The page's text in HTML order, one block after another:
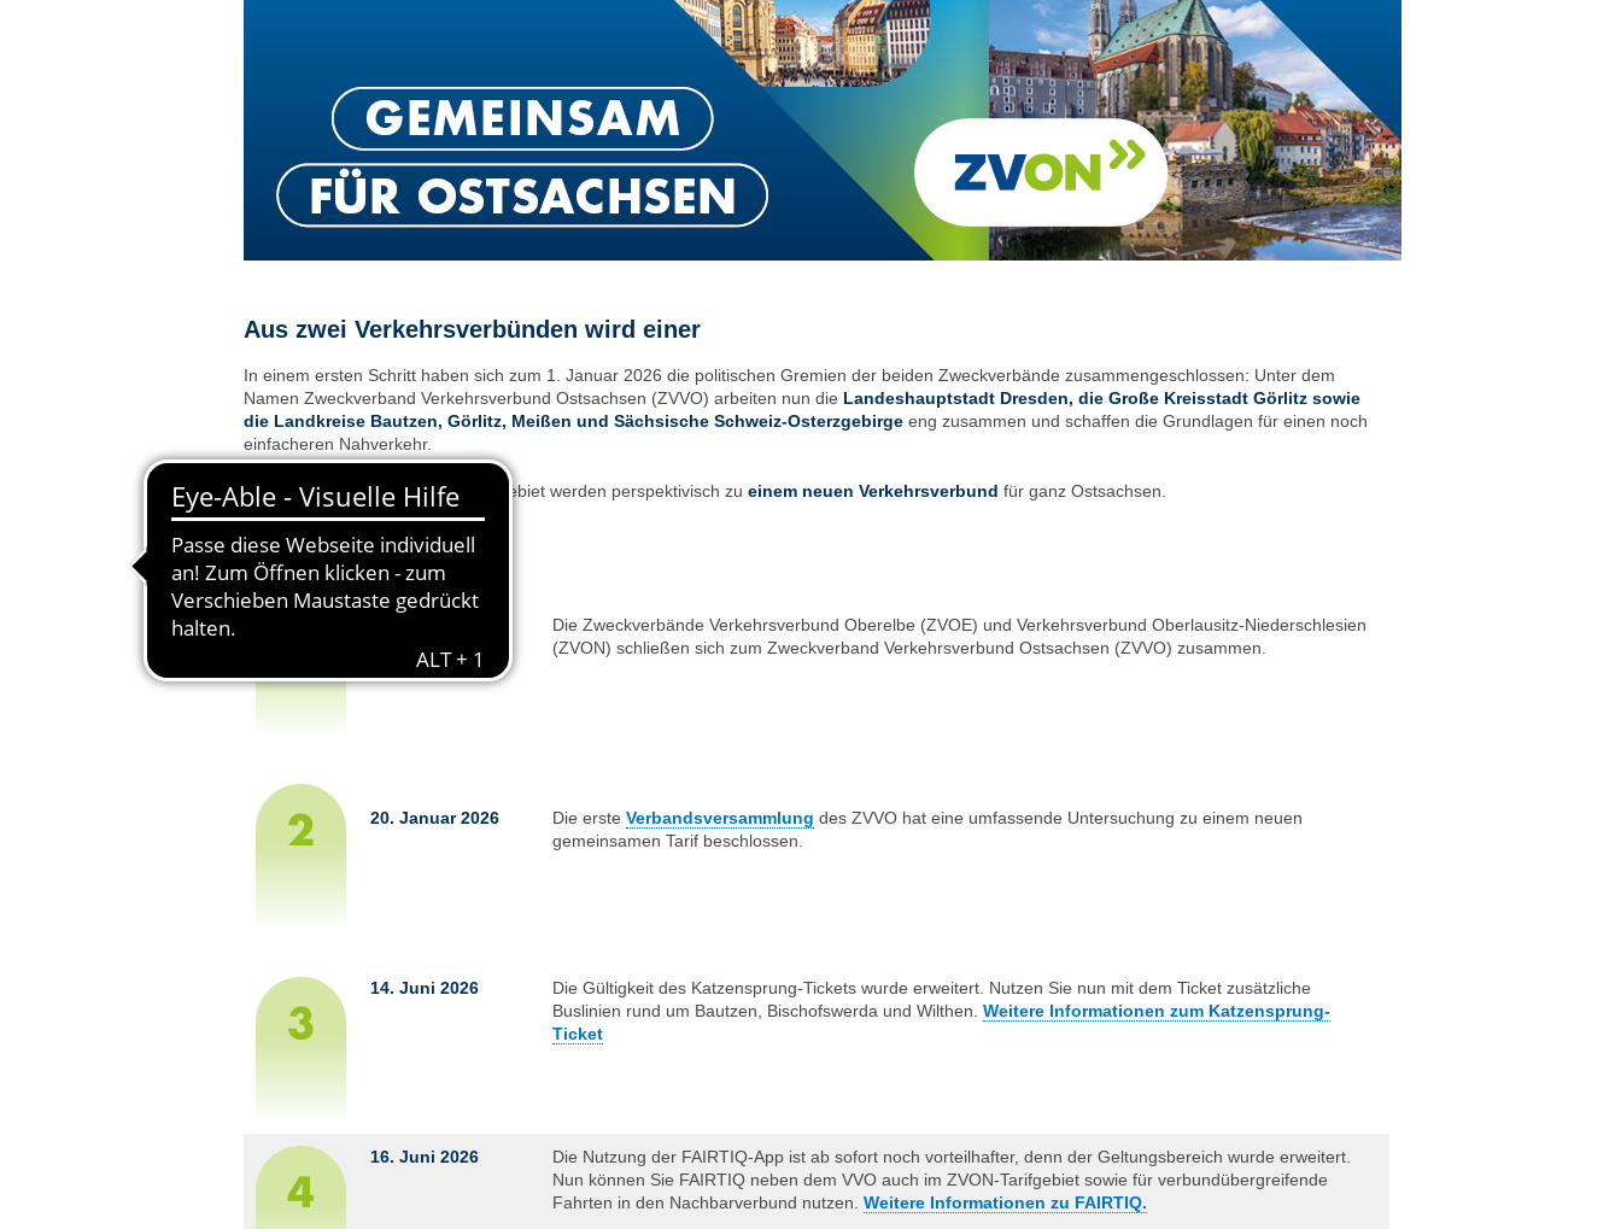
Aus zwei Verkehrsverbünden wird einer
In einem ersten Schritt haben sich zum 1. Januar 2026 die politischen Gremien der beiden Zweckverbände zusammengeschlossen: Unter dem
Namen Zweckverband Verkehrsverbund Ostsachsen (ZVVO) arbeiten nun die Landeshauptstadt Dresden, die Große Kreisstadt Görlitz sowie
die Landkreise Bautzen, Görlitz, Meißen und Sächsische Schweiz-Osterzgebirge eng zusammen und schaffen die Grundlagen für einen noch
einfacheren Nahverkehr.
Das VVO-Gebiet und das ZVON-Gebiet werden perspektivisch zu einem neuen Verkehrsverbund für ganz Ostsachsen.
Zeitschiene
Die Zweckverbände Verkehrsverbund Oberelbe (ZVOE) und Verkehrsverbund Oberlausitz-Niederschlesien
(ZVON) schließen sich zum Zweckverband Verkehrsverbund Ostsachsen (ZVVO) zusammen.
20. Januar 2026 Die erste Verbandsversammlung des ZVVO hat eine umfassende Untersuchung zu einem neuen
gemeinsamen Tarif beschlossen.
14. Juni 2026
Die Gültigkeit des Katzensprung-Tickets wurde erweitert. Nutzen Sie nun mit dem Ticket zusätzliche
Buslinien rund um Bautzen, Bischofs­werda und Wilthen. Weitere Informationen zum Katzensprung-
Ticket
16. Juni 2026
Die Nutzung der FAIRTIQ-App ist ab sofort noch vorteilhafter, denn der Geltungs­­bereich wurde erweitert.
Nun können Sie FAIRTIQ neben dem VVO auch im ZVON-Tarifgebiet sowie für verbund­über­greifende
Fahrten in den Nachbarverbund nutzen. Weitere Informationen zu FAIRTIQ.